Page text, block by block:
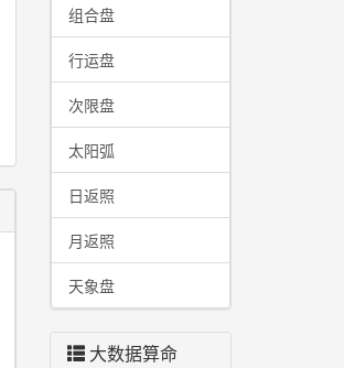
组合盘
行运盘
次限盘
太阳弧
日返照
月返照
天象盘
大数据算命